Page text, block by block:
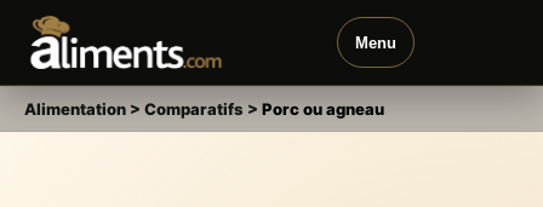
Menu
Alimentation > Comparatifs > Porc ou agneau